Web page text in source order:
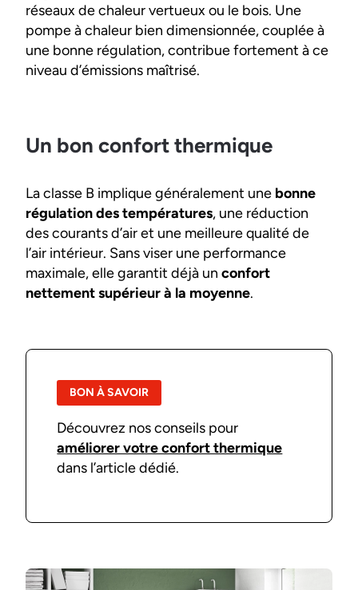
réseaux de chaleur vertueux ou le bois. Une
pompe à chaleur bien dimensionnée, couplée à
une bonne régulation, contribue fortement à ce
niveau d’émissions maîtrisé.
Un bon confort thermique
La classe B implique généralement une bonne
régulation des températures, une réduction
des courants d’air et une meilleure qualité de
l’air intérieur. Sans viser une performance
maximale, elle garantit déjà un confort
nettement supérieur à la moyenne.
BON À SAVOIR
Découvrez nos conseils pour
améliorer votre confort thermique
dans l’article dédié.